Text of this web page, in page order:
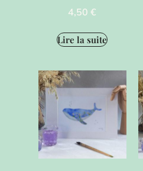
4,50€
Lire la suite